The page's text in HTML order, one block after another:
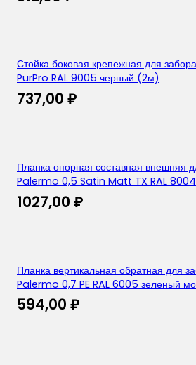
Стойка боковая крепежная для
PurPro RAL 9005 черный (2м)
737,00 ₽
Планка опорная составная внешняя
Palermo 0,5 Satin Matt TX RAL 8004
1027,00 ₽
Планка вертикальная обратная для
Palermo 0,7 PE RAL 6005 зеленый
594,00 ₽